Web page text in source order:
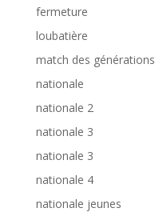
fermeture
loubatière
match des générations
nationale
nationale 2
nationale 3
nationale 3
nationale 4
nationale jeunes